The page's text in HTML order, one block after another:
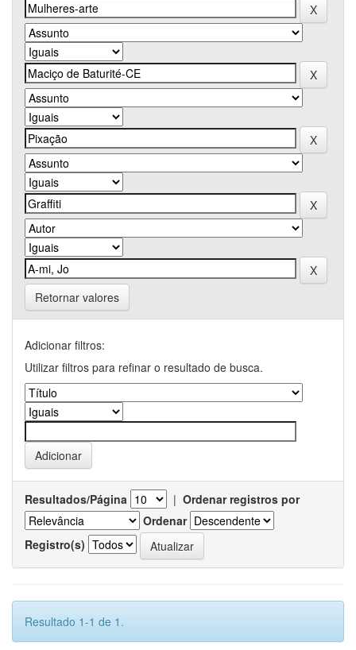
Retornar valores
Adicionar filtros:
Utilizar filtros para refinar o resultado de busca.
Resultados/Página | Ordenar registros por
Ordenar
Registro(s)
Resultado 1-1 de 1.